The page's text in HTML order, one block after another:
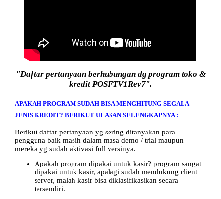
"Daftar pertanyaan berhubungan dg program toko &
kredit POSFTV1Rev7".
APAKAH PROGRAM SUDAH BISA MENGHITUNG SEGALA
JENIS KREDIT? BERIKUT ULASAN SELENGKAPNYA :
Berikut daftar pertanyaan yg sering ditanyakan para
pengguna baik masih dalam masa demo / trial maupun
mereka yg sudah aktivasi full versinya.
Apakah program dipakai untuk kasir? program sangat
dipakai untuk kasir, apalagi sudah mendukung client
server, malah kasir bisa diklasifikasikan secara
tersendiri.